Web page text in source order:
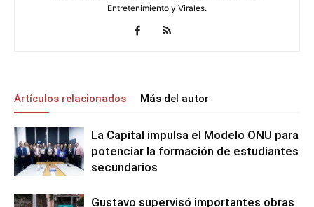
Entretenimiento y Virales.
Artículos relacionados Más del autor
La Capital impulsa el Modelo ONU para
potenciar la formación de estudiantes
secundarios
Gustavo supervisó importantes obras